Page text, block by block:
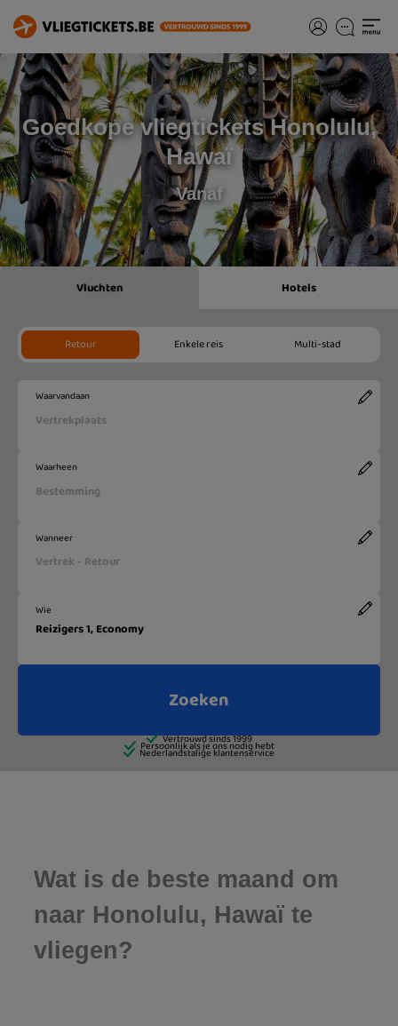
Goedkope vliegtickets Honolulu,
Hawaï
Vanaf
Wat is de beste maand om
naar Honolulu, Hawaï te
vliegen?